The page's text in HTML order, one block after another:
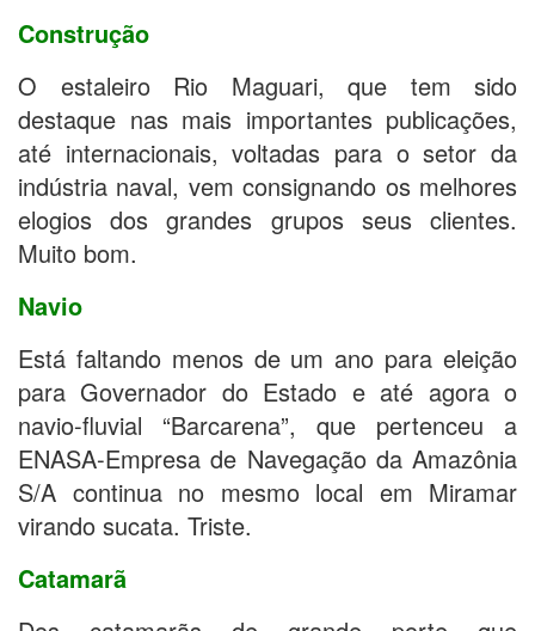
Construção
O estaleiro Rio Maguari, que tem sido
destaque nas mais importantes publicações,
até internacionais, voltadas para o setor da
indústria naval, vem consignando os melhores
elogios dos grandes grupos seus clientes.
Muito bom.
Navio
Está faltando menos de um ano para eleição
para Governador do Estado e até agora o
navio-fluvial “Barcarena”, que pertenceu a
ENASA-Empresa de Navegação da Amazônia
S/A continua no mesmo local em Miramar
virando sucata. Triste.
Catamarã